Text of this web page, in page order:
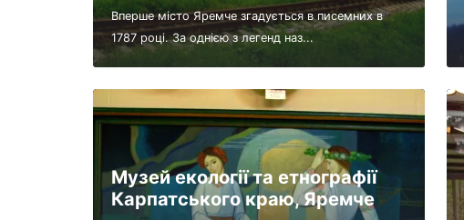
Вперше місто Яремче згадується в писемних в
1787 році. За однією з легенд наз...
Музей екології та етнографії
Карпатського краю, Яремче